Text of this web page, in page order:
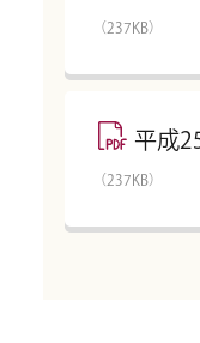
（237KB）
平成
（237KB）